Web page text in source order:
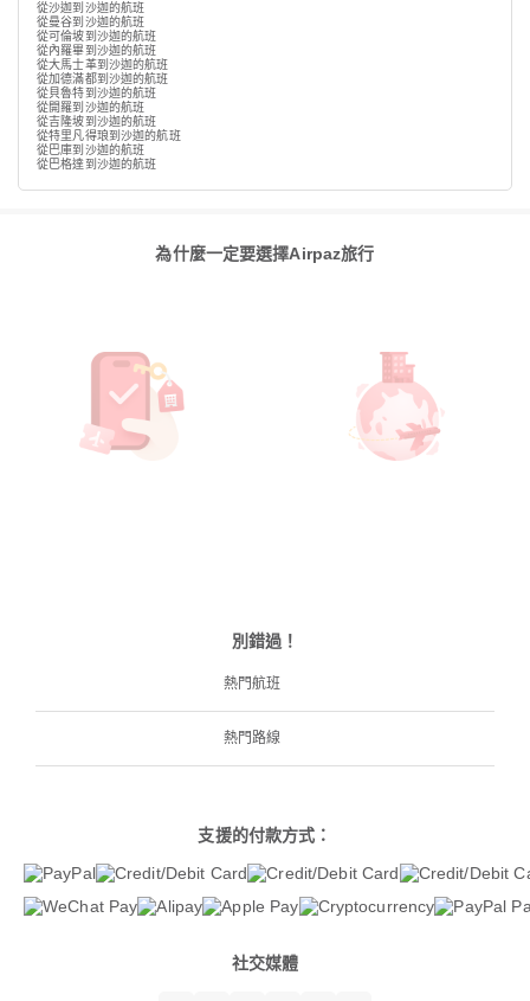
從沙迦到沙迦的航班
從曼谷到沙迦的航班
從可倫坡到沙迦的航班
從內羅畢到沙迦的航班
從大馬士革到沙迦的航班
從加德滿都到沙迦的航班
從貝魯特到沙迦的航班
從開羅到沙迦的航班
從吉隆坡到沙迦的航班
從特里凡得琅到沙迦的航班
從巴庫到沙迦的航班
從巴格達到沙迦的航班
為什麼一定要選擇Airpaz旅行
別錯過！
熱門航班
熱門路線
支援的付款方式：
社交媒體